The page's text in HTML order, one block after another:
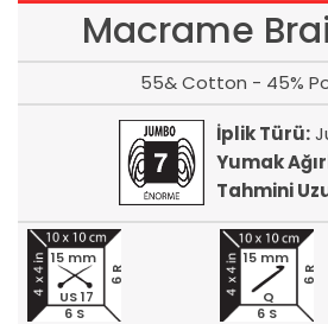
Macrame
55& Cotton - 45%
İplik Türü:
Yumak
Tahmini
6 S
6 R
15 mm
US 17
6 S
6 R
15 mm
Q